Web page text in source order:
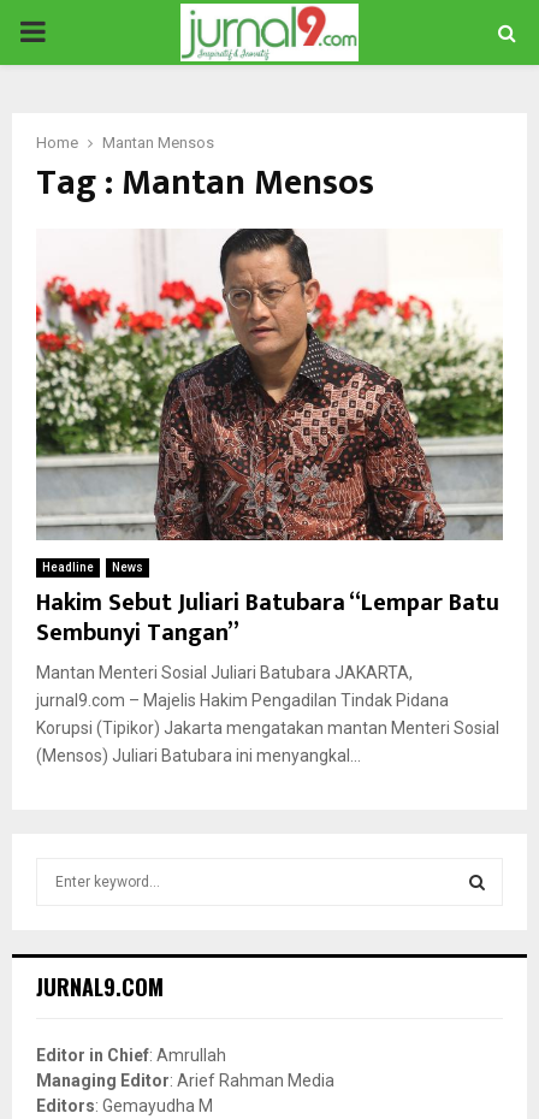
PRIMARY
Home Mantan Mensos
Tag : Mantan Mensos
Headline News
Hakim Sebut Juliari Batubara “Lempar Batu
Sembunyi Tangan”
Mantan Menteri Sosial Juliari Batubara JAKARTA,
jurnal9.com – Majelis Hakim Pengadilan Tindak Pidana
Korupsi (Tipikor) Jakarta mengatakan mantan Menteri Sosial
(Mensos) Juliari Batubara ini menyangkal...
h
o
r
:
JURNAL9.COM
Editor in Chief: Amrullah
Managing Editor: Arief Rahman Media
Editors: Gemayudha M